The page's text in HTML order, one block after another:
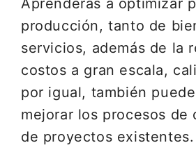
Aprenderás a optimizar
producción, tanto de
servicios, además de la
costos a gran escala,
por igual, también
mejorar los procesos de
de proyectos existentes.